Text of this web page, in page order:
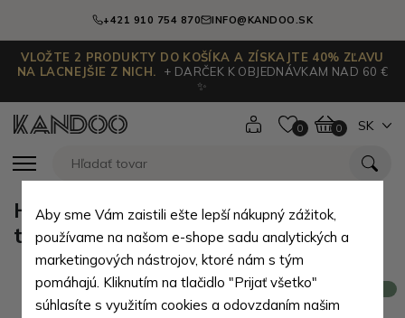
+421 910 754 870 INFO@KANDOO.SK
VLOŽTE 2 PRODUKTY DO KOŠÍKA A ZÍSKAJTE 40% ZĽAVU
NA LACNEJŠIE Z NICH.
+ DARČEK K OBJEDNÁVKAM NAD 60 €
✨
0 0 SK
Hnedá pánska priestranná kožená
taška na notebook Erik
Aby sme Vám zaistili ešte lepší nákupný zážitok,
používame na našom e-shope sadu analytických a
marketingových nástrojov, ktoré nám s tým
pomáhajú. Kliknutím na tlačidlo "Prijať všetko"
súhlasíte s využitím cookies a odovzdaním našim